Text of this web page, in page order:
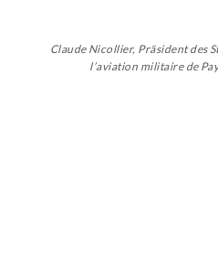
Claude Nicollier, Präsident des
l’aviation militaire de